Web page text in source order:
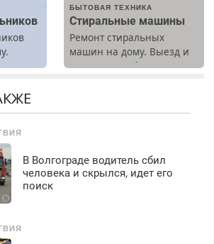
БЫТОВАЯ ТЕХНИКА
Стиральные машины
Ремонт стиральных
машин на дому. Выезд и
диагностика бесплатно.
В Волгограде водитель сбил
человека и скрылся, идет его
поиск